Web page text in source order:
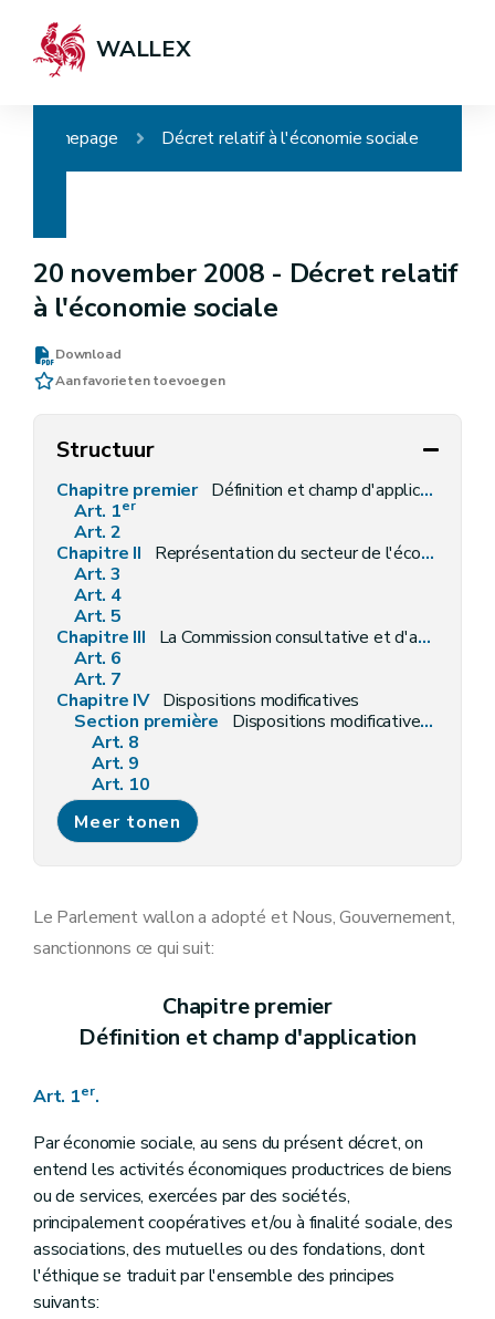
WALLEX
Homepage Décret relatif à l'économie sociale
20 november 2008 - Décret relatif
à l'économie sociale
Download
Aan favorieten toevoegen
Structuur
Chapitre premier Définition et champ d'application
Art. 1er
Art. 2
Chapitre II
Représentation du secteur de l'économie sociale et reconnaissance des entreprises d'économie sociale
Art. 3
Art. 4
Art. 5
Chapitre III
La Commission consultative et d'agrément des entreprises d'économie sociale
Art. 6
Art. 7
Chapitre IV Dispositions modificatives
Section première
Dispositions modificatives du décret du 18 décembre 2003 relatif aux conditions auxquelles les entreprises d'insertion sont agréées et subventionnées
Art. 8
Art. 9
Art. 10
Art. 11
Section 2 Dispositions modificatives du décret du 27 mai 2004 relatif aux agences-conseils en économie sociale
Art. 12
Art. 15
Art. 17
Art. 21
Art. 23
Art. 25
Art. 26
Section 4
Dispositions modificatives du décret du 6 novembre 2008 portant rationalisation de la fonction consultative
Art. 27
Art. 28
Meer tonen
Le Parlement wallon a adopté et Nous, Gouvernement,
sanctionnons ce qui suit:
Chapitre premier
Définition et champ d'application
Art. 1er.
Par économie sociale, au sens du présent décret, on
entend les activités économiques productrices de biens
ou de services, exercées par des sociétés,
principalement coopératives et/ou à finalité sociale, des
associations, des mutuelles ou des fondations, dont
l'éthique se traduit par l'ensemble des principes
suivants: